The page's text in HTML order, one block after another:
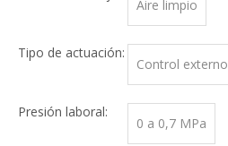
Aire limpio
Tipo de actuación:
Control externo
Presión laboral:
0 a 0,7 MPa